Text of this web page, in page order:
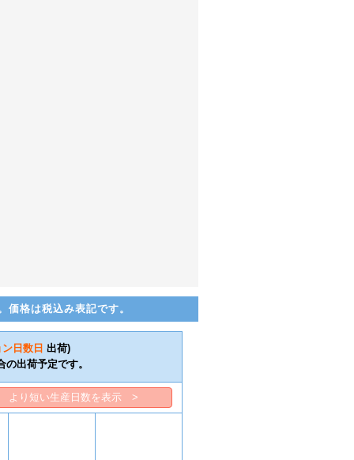
格は税込み表記です。
ン日数 日 出荷)
出荷予定です。
より短い生産日数を表示 >